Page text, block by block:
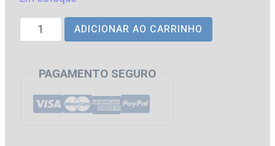
era:
é:
PGM
|
Pós
Edital
ADICIONAR AO CARRINHO
PAGAMENTO SEGURO